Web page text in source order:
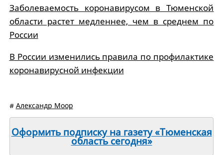
Заболеваемость коронавирусом в Тюменской
области растет медленнее, чем в среднем по
России
В России изменились правила по профилактике
коронавирусной инфекции
# Александр Моор
Оформить подписку на газету «Тюменская
область сегодня»